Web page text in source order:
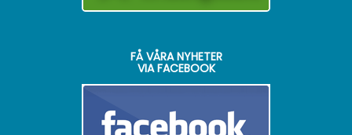
FÅ VÅRA NYHETER
VIA FACEBOOK